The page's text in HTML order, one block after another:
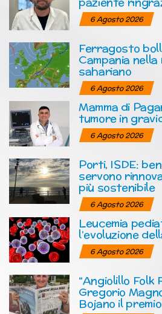
6 Agosto 2026
Ferragosto
Campania
sahariano
6 Agosto 2026
Mamma di
tumore in
6 Agosto 2026
Porti, ISDE:
servono
più sostenibile
6 Agosto 2026
Leucemia
l’evoluzione
6 Agosto 2026
“Angiolillo Folk
Gregorio
Bojano il